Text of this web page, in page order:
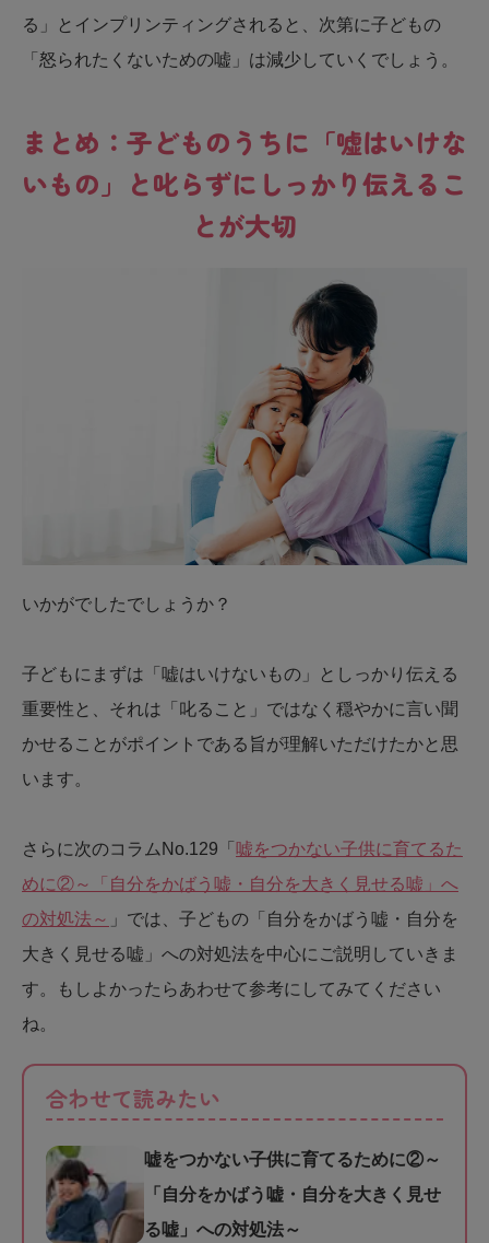
る」とインプリンティングされると、次第に子どもの
「怒られたくないための嘘」は減少していくでしょう。
まとめ：子どものうちに「嘘はいけな
いもの」と叱らずにしっかり伝えるこ
とが大切
いかがでしたでしょうか？
子どもにまずは「嘘はいけないもの」としっかり伝える
重要性と、それは「叱ること」ではなく穏やかに言い聞
かせることがポイントである旨が理解いただけたかと思
います。
さらに次のコラムNo.129「 嘘をつかない子供に育てるた
めに②～「自分をかばう嘘・自分を大きく見せる嘘」へ
の対処法～ 」では、子どもの「自分をかばう嘘・自分を
大きく見せる嘘」への対処法を中心にご説明していきま
す。もしよかったらあわせて参考にしてみてください
ね。
合わせて読みたい
嘘をつかない子供に育てるために②～
「自分をかばう嘘・自分を大きく見せ
る嘘」への対処法～